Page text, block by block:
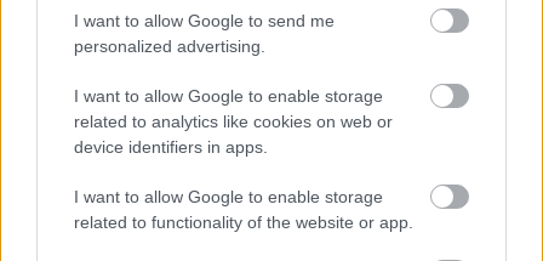
I want to allow Google to send me
personalized advertising.
I want to allow Google to enable storage
related to analytics like cookies on web or
device identifiers in apps.
I want to allow Google to enable storage
related to functionality of the website or app.